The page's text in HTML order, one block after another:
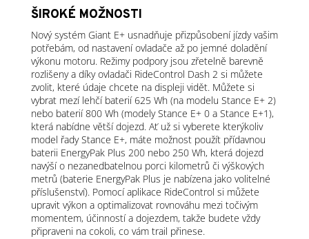
ŠIROKÉ MOŽNOSTI
Nový systém Giant E+ usnadňuje přizpůsobení jízdy vašim
potřebám, od nastavení ovladače až po jemné doladění
výkonu motoru. Režimy podpory jsou zřetelně barevně
rozlišeny a díky ovladači RideControl Dash 2 si můžete
zvolit, které údaje chcete na displeji vidět. Můžete si
vybrat mezí lehčí baterií 625 Wh (na modelu Stance E+ 2)
nebo baterií 800 Wh (modely Stance E+ 0 a Stance E+1),
která nabídne větší dojezd. Ať už si vyberete kterýkoliv
model řady Stance E+, máte možnost použít přídavnou
baterii EnergyPak Plus 200 nebo 250 Wh, která dojezd
navýší o nezanedbatelnou porci kilometrů či výškových
metrů (baterie EnergyPak Plus je nabízena jako volitelné
příslušenství). Pomocí aplikace RideControl si můžete
upravit výkon a optimalizovat rovnováhu mezi točivým
momentem, účinností a dojezdem, takže budete vždy
připraveni na cokoli, co vám trail přinese.